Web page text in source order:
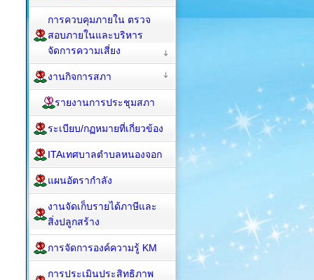
การควบคุมภายใน ตรวจ
สอบภายในและบริหาร
จัดการความเสี่ยง
งานกิจการสภา
รายงานการประชุมสภา
ระเบียบ/กฏหมายที่เกี่ยวข้อง
ITAเทศบาลตำบลหนองจอก
แผนอัตรากำลัง
งานจัดเก็บรายได้ภาษีและ
สิ่งปลูกสร้าง
การจัดการองค์ความรู้ KM
การประเมินประสิทธิภาพ